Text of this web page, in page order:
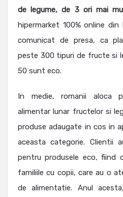
de legume, de 3 ori mai
hipermarket 100% online
comunicat de presa, ca
peste 300 tipuri de fructe si
50 sunt eco.
In medie, romanii aloca
alimentar lunar fructelor si
produse adaugate in cos in
aceasta categorie. Clientii
pentru produsele eco, fiind
familiile cu copii, care au o
de alimentatie. Anul